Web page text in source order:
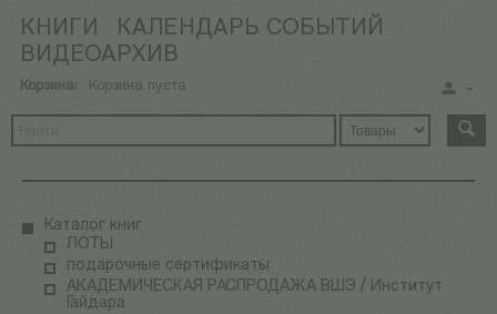
КНИГИ
КАЛЕНДАРЬ СОБЫТИЙ
ВИДЕОАРХИВ
Корзина: Корзина пуста
Каталог книг
ЛОТЫ
подарочные сертификаты
АКАДЕМИЧЕСКАЯ РАСПРОДАЖА ВШЭ / Институт
Гайдара